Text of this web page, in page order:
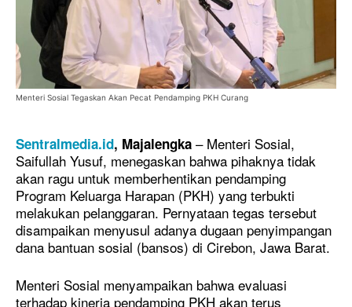
Menteri Sosial Tegaskan Akan Pecat Pendamping PKH Curang
Sentralmedia.id, Majalengka – Menteri Sosial,
Saifullah Yusuf, menegaskan bahwa pihaknya tidak
akan ragu untuk memberhentikan pendamping
Program Keluarga Harapan (PKH) yang terbukti
melakukan pelanggaran. Pernyataan tegas tersebut
disampaikan menyusul adanya dugaan penyimpangan
dana bantuan sosial (bansos) di Cirebon, Jawa Barat.
Menteri Sosial menyampaikan bahwa evaluasi
terhadap kinerja pendamping PKH akan terus